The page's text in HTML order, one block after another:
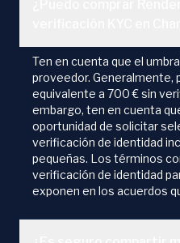
Ten en cuenta que el
proveedor. Generalmente,
equivalente a 700 € sin
embargo, ten en cuenta
oportunidad de solicitar
verificación de identidad
pequeñas. Los términos
verificación de identidad
exponen en los acuerdos